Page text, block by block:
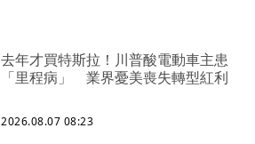
去年才買特斯拉！川普酸電動車主患
「里程病」 業界憂美喪失轉型紅利
2026.08.07 08:23